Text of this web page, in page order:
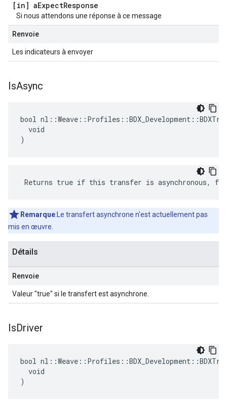
[in] aExpectResponse
Si nous attendons une réponse à ce message
Renvoie
Les indicateurs à envoyer
IsAsync
bool
  void
)
Returns true if this transfer is asynchronous,
Remarque:Le transfert asynchrone n'est actuellement pas
mis en œuvre.
Détails
Renvoie
Valeur "true" si le transfert est asynchrone.
IsDriver
bool
  void
)